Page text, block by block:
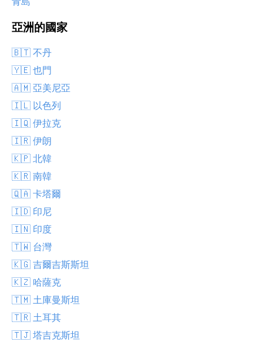
亞洲的國家
🇧🇹 不丹
🇾🇪 也門
🇦🇲 亞美尼亞
🇮🇱 以色列
🇮🇶 伊拉克
🇮🇷 伊朗
🇰🇵 北韓
🇰🇷 南韓
🇶🇦 卡塔爾
🇮🇩 印尼
🇮🇳 印度
🇹🇼 台灣
🇰🇬 吉爾吉斯斯坦
🇰🇿 哈薩克
🇹🇲 土庫曼斯坦
🇹🇷 土耳其
🇹🇯 塔吉克斯坦